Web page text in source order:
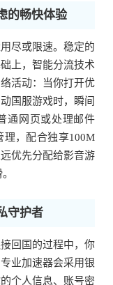
的畅快体验
尽或限速。稳定的
上，智能分流技术
活动：当你打开优
国服游戏时，瞬间
通网页或处理邮件
理，配合独享100M
优先分配给影音游
守护者
回国的过程中，你
业加速器会采用银
个人信息、账号密